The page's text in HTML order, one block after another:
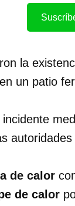
la
un patio
incidente
de calor
de calor